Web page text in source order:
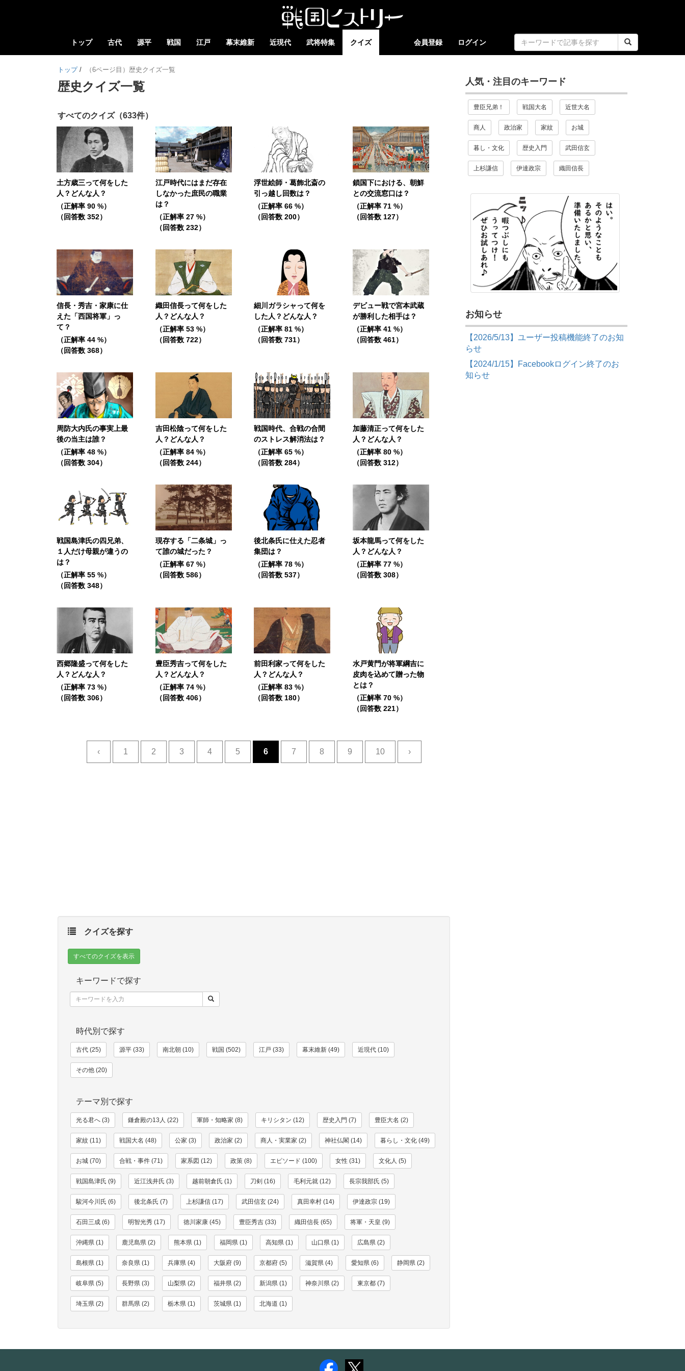
トップ 古代 源平 戦国 江戸 幕末維新 近現代 武将特集 クイズ 会員登録 ログイン
トップ / （6ページ目）歴史クイズ一覧
歴史クイズ一覧
すべてのクイズ（633件）
土方歳三って何をした
人？どんな人？
（正解率 90 %）
（回答数 352）
江戸時代にはまだ存在
しなかった庶民の職業
は？
（正解率 27 %）
（回答数 232）
浮世絵師・葛飾北斎の
引っ越し回数は？
（正解率 66 %）
（回答数 200）
鎖国下における、朝鮮
との交流窓口は？
（正解率 71 %）
（回答数 127）
信長・秀吉・家康に仕
えた「西国将軍」っ
て？
（正解率 44 %）
（回答数 368）
織田信長って何をした
人？どんな人？
（正解率 53 %）
（回答数 722）
細川ガラシャって何を
した人？どんな人？
（正解率 81 %）
（回答数 731）
デビュー戦で宮本武蔵
が勝利した相手は？
（正解率 41 %）
（回答数 461）
周防大内氏の事実上最
後の当主は誰？
（正解率 48 %）
（回答数 304）
吉田松陰って何をした
人？どんな人？
（正解率 84 %）
（回答数 244）
戦国時代、合戦の合間
のストレス解消法は？
（正解率 65 %）
（回答数 284）
加藤清正って何をした
人？どんな人？
（正解率 80 %）
（回答数 312）
戦国島津氏の四兄弟、
１人だけ母親が違うの
は？
（正解率 55 %）
（回答数 348）
現存する「二条城」っ
て誰の城だった？
（正解率 67 %）
（回答数 586）
後北条氏に仕えた忍者
集団は？
（正解率 78 %）
（回答数 537）
坂本龍馬って何をした
人？どんな人？
（正解率 77 %）
（回答数 308）
西郷隆盛って何をした
人？どんな人？
（正解率 73 %）
（回答数 306）
豊臣秀吉って何をした
人？どんな人？
（正解率 74 %）
（回答数 406）
前田利家って何をした
人？どんな人？
（正解率 83 %）
（回答数 180）
水戸黄門が将軍綱吉に
皮肉を込めて贈った物
とは？
（正解率 70 %）
（回答数 221）
‹ 1 2 3 4 5 6 7 8 9 10 ›
クイズを探す
すべてのクイズを表示
キーワードで探す
時代別で探す
古代 (25) 源平 (33) 南北朝 (10) 戦国 (502) 江戸 (33) 幕末維新 (49) 近現代 (10)
その他 (20)
テーマ別で探す
光る君へ (3) 鎌倉殿の13人 (22) 軍師・知略家 (8) キリシタン (12) 歴史入門 (7) 豊臣大名 (2)
家紋 (11) 戦国大名 (48) 公家 (3) 政治家 (2) 商人・実業家 (2) 神社仏閣 (14) 暮らし・文化 (49)
お城 (70) 合戦・事件 (71) 家系図 (12) 政策 (8) エピソード (100) 女性 (31) 文化人 (5)
戦国島津氏 (9) 近江浅井氏 (3) 越前朝倉氏 (1) 刀剣 (16) 毛利元就 (12) 長宗我部氏 (5)
駿河今川氏 (6) 後北条氏 (7) 上杉謙信 (17) 武田信玄 (24) 真田幸村 (14) 伊達政宗 (19)
石田三成 (6) 明智光秀 (17) 徳川家康 (45) 豊臣秀吉 (33) 織田信長 (65) 将軍・天皇 (9)
沖縄県 (1) 鹿児島県 (2) 熊本県 (1) 福岡県 (1) 高知県 (1) 山口県 (1) 広島県 (2)
島根県 (1) 奈良県 (1) 兵庫県 (4) 大阪府 (9) 京都府 (5) 滋賀県 (4) 愛知県 (6) 静岡県 (2)
岐阜県 (5) 長野県 (3) 山梨県 (2) 福井県 (2) 新潟県 (1) 神奈川県 (2) 東京都 (7)
埼玉県 (2) 群馬県 (2) 栃木県 (1) 茨城県 (1) 北海道 (1)
人気・注目のキーワード
豊臣兄弟！ 戦国大名 近世大名
商人 政治家 家紋 お城
暮し・文化 歴史入門 武田信玄
上杉謙信 伊達政宗 織田信長
お知らせ
【2026/5/13】ユーザー投稿機能終了のお知
らせ
【2024/1/15】Facebookログイン終了のお
知らせ